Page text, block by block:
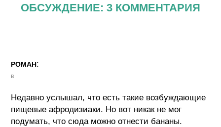
ОБСУЖДЕНИЕ: 3 КОММЕНТАРИЯ
РОМАН:
в
Недавно услышал, что есть такие возбуждающие
пищевые афродизиаки. Но вот никак не мог
подумать, что сюда можно отнести бананы.